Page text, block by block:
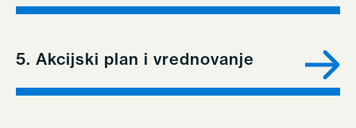
5. Akcijski plan i vrednovanje